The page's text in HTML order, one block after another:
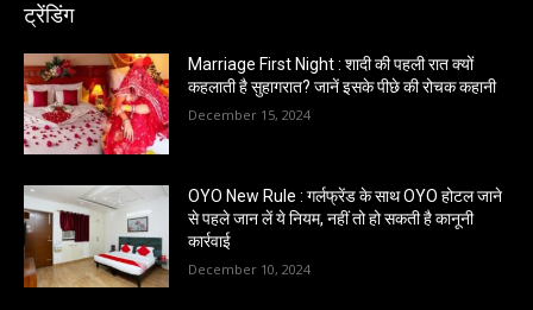
ट्रेंडिंग
Marriage First Night : शादी की पहली रात क्यों
कहलाती है सुहागरात? जानें इसके पीछे की रोचक कहानी
December 15, 2024
OYO New Rule : गर्लफ्रेंड के साथ OYO होटल जाने
से पहले जान लें ये नियम, नहीं तो हो सकती है कानूनी
कार्रवाई
December 10, 2024